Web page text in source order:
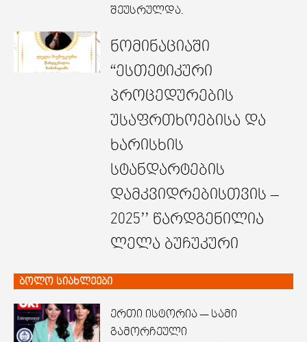
შეუსრულდა.
ნომინაციაში
“ესთეტიკური
პროცედურების
უსაფრთხოებისა და
ხარისხის
სტანდარტების
დამკვიდრებისთვის –
2025’’ წარდგენილია
ლელა ბუჩუკური
ბოლო სიახლეები
ერთი ისტორია — სამი
გამორჩეული